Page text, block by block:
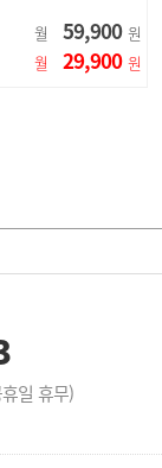
월 59,900 원
월 29,900 원
일 휴무)